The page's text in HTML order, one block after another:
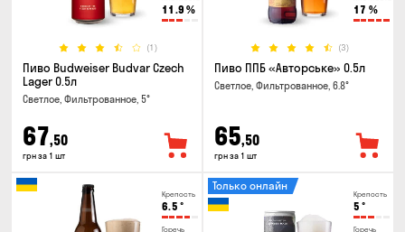
11.9 %
(1)
Пиво Budweiser Budvar Czech
Lager 0.5л
Светлое, Фильтрованное, 5°
67,50
грн за 1 шт
17 %
(3)
Пиво ППБ «Авторське» 0.5л
Светлое, Фильтрованное, 6.8°
65,50
грн за 1 шт
Крепость
6.5 °
Горечь
Крепость
5 °
Горечь
Только онлайн